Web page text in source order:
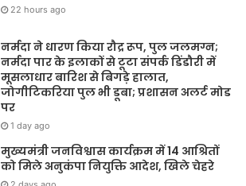
22 hours ago
नर्मदा ने धारण किया रौद्र रूप, पुल जलमग्न;
नर्मदा पार के इलाकों से टूटा संपर्क डिंडौरी में
मूसलाधार बारिश से बिगड़े हालात,
जोगीटिकरिया पुल भी डूबा; प्रशासन अलर्ट मोड
पर
1 day ago
मुख्यमंत्री जनविश्वास कार्यक्रम में 14 आश्रितों
को मिले अनुकंपा नियुक्ति आदेश, खिले चेहरे